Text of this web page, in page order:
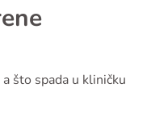
što spada u kliničku